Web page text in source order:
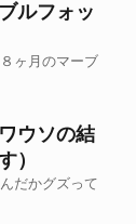
ルフォッ
ヶ月のマーブ
ウソの結
）
だかグズって